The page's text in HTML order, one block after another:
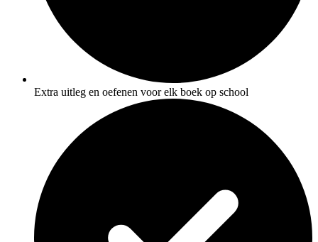
Extra uitleg en oefenen voor elk boek op school